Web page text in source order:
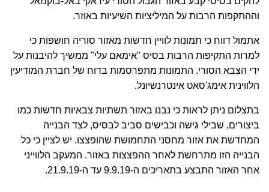
וההתקפות הרבות על המיליציות השיעיות באוזר.
אתמול דווח כי תמונות לוויין חדשות מאזור סוריה חושפות כי
למרות התקיפות הרבות בסיס "אימאם עלי" ממשיך להיבנות על
ידי הצבא הסורי. התמונות מתפרסמות בדוח של חברת המודיעין
הלווינית אימג'סאט אינטרנשיונל.
בתצלום ניתן לראות כי נבנו באזור תשתיות צבאיות חדשות כמו
ביצורים, שבילי גישה וכבישים סביב לבסיס, לצד הבנייה
המחדשת את אזור מחסני התחמושת שהופצצו. יש לציין כי כל
הבנייה הזו מתרחשת לאחר ההפצצות באזור. המעקב הלווייני
אחר האזור התבצע בתאריכים ה-9.9.19 עד ה-21.9.19.